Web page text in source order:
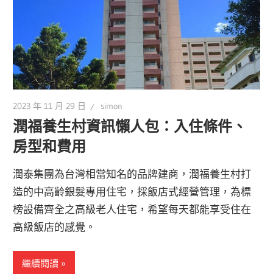
2023 年 11 月 29 日 simon
潤福養生村資訊懶人包：入住條件、
房型和費用
潤泰集團為台灣相當知名的品牌建商，潤福養生村打
造的中高齡銀髮專用住宅，採飯店式經營管理，為標
榜設備齊全之高級老人住宅，希望每天都能享受住在
高級飯店的感覺。
繼續閱讀